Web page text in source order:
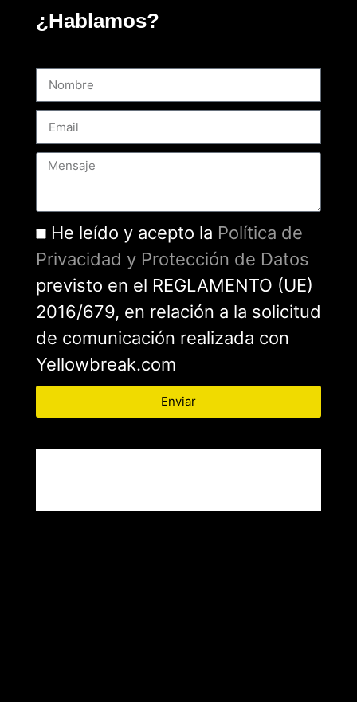
¿Hablamos?
He leído y acepto la Política de
Privacidad y Protección de Datos
previsto en el REGLAMENTO (UE)
2016/679, en relación a la solicitud
de comunicación realizada con
Yellowbreak.com
Enviar